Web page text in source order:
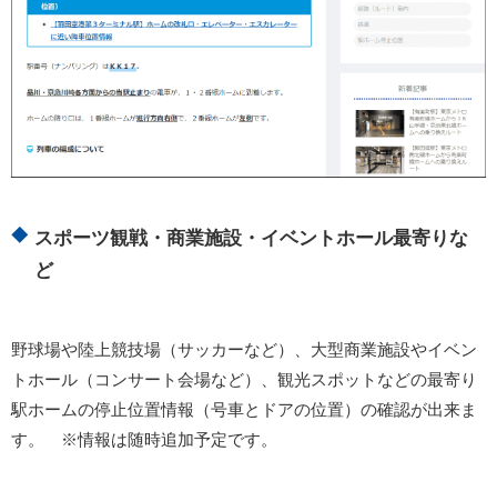
スポーツ観戦・商業施設・イベントホール最寄りな
ど
野球場や陸上競技場（サッカーなど）、大型商業施設やイベン
トホール（コンサート会場など）、観光スポットなどの最寄り
駅ホームの停止位置情報（号車とドアの位置）の確認が出来ま
す。 ※情報は随時追加予定です。